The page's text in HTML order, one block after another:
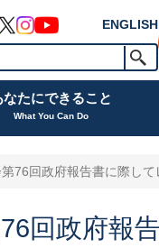
ENGLISH
なたにできること
What You Can Do
76回政府報告書に際して
回政府報